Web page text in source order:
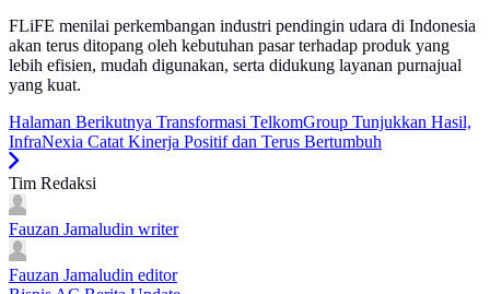
FLiFE menilai perkembangan industri pendingin udara di Indonesia
akan terus ditopang oleh kebutuhan pasar terhadap produk yang
lebih efisien, mudah digunakan, serta didukung layanan purnajual
yang kuat.
Halaman Berikutnya Transformasi TelkomGroup Tunjukkan Hasil,
InfraNexia Catat Kinerja Positif dan Terus Bertumbuh
Tim Redaksi
Fauzan Jamaludin writer
Fauzan Jamaludin editor